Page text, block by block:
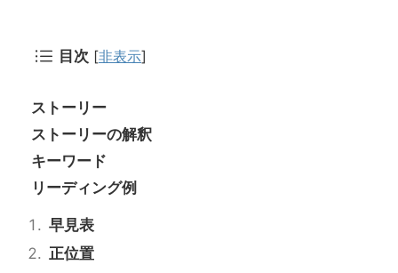
目次 [非表示]
ストーリー
ストーリーの解釈
キーワード
リーディング例
早見表
正位置